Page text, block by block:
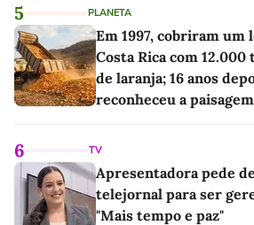
5 PLANETA
Em 1997, cobriram um
Costa Rica com 12.000
de laranja; 16 anos
reconheceu a paisagem
6 TV
Apresentadora pede
telejornal para ser
"Mais tempo e paz"